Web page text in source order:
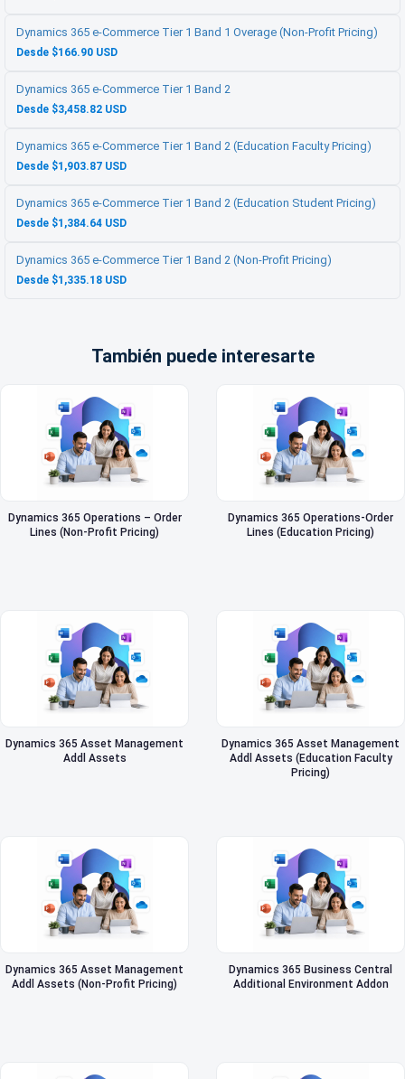
Dynamics 365 e-Commerce Tier 1 Band 1 Overage (Non-Profit Pricing)
Desde $166.90 USD
Dynamics 365 e-Commerce Tier 1 Band 2
Desde $3,458.82 USD
Dynamics 365 e-Commerce Tier 1 Band 2 (Education Faculty Pricing)
Desde $1,903.87 USD
Dynamics 365 e-Commerce Tier 1 Band 2 (Education Student Pricing)
Desde $1,384.64 USD
Dynamics 365 e-Commerce Tier 1 Band 2 (Non-Profit Pricing)
Desde $1,335.18 USD
También puede interesarte
Dynamics 365 Operations – Order
Lines (Non-Profit Pricing)
Dynamics 365 Operations-Order
Lines (Education Pricing)
Dynamics 365 Asset Management
Addl Assets
Dynamics 365 Asset Management
Addl Assets (Education Faculty
Pricing)
Dynamics 365 Asset Management
Addl Assets (Non-Profit Pricing)
Dynamics 365 Business Central
Additional Environment Addon